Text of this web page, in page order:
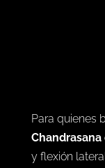
Para quienes